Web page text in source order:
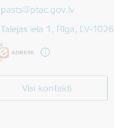
E-pasts:
pasts@ptac.gov.lv
Talejas iela 1, Rīga, LV-1026
Visi kontakti